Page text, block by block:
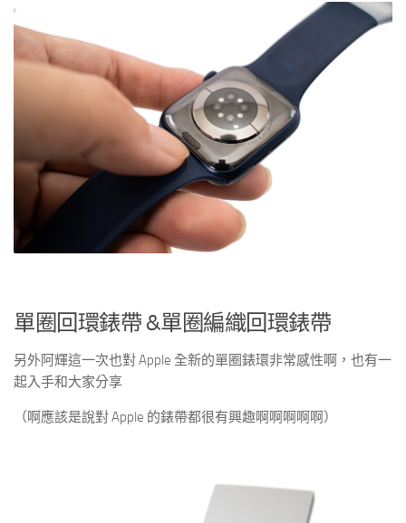
單圈回環錶帶 &單圈編織回環錶帶
另外阿輝這一次也對 Apple 全新的單圈錶環非常感性啊，也有一
起入手和大家分享
（啊應該是說對 Apple 的錶帶都很有興趣啊啊啊啊啊）